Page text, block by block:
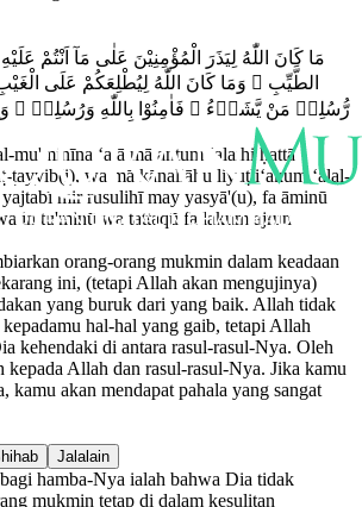
مَا كَانَ اللّٰهُ لِيَذَرَ الْمُؤْمِنِيْنَ عَلٰى مَآ اَنْتُمْ
الطَّيِّبِ ۗ وَمَا كَانَ اللّٰهُ لِيُطْلِعَكُمْ عَلَى
رُّسُلِهٖ مَنْ يَّشَاۤءُ ۖ فَاٰمِنُوْا بِاللّٰهِ وَرُسُلِهٖ ۚ وَاِنْ
mu'minīna ‘alā mā antum ‘alaihi ḥattā
ṭayyib(i), wa mā kānallāhu liyuṭli‘akum ‘alal-
mir rusulihī may yasyā'(u), fa āminū
in tu'minū wa tattaqū fa lakum ajrun
orang-orang mukmin dalam keadaan
ini, (tetapi Allah akan mengujinya)
yang buruk dari yang baik. Allah tidak
hal-hal yang gaib, tetapi Allah
kehendaki di antara rasul-rasul-Nya. Oleh
kepada Allah dan rasul-rasul-Nya. Jika kamu
kamu akan mendapat pahala yang sangat
Jalalain
hamba-Nya ialah bahwa Dia tidak
mukmin tetap di dalam kesulitan